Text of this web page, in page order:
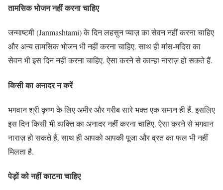
तामसिक भोजन नहीं करना चाहिए
जन्माष्टमी (Janmashtami) के दिन लहसुन प्याज़ का सेवन नहीं करना चाहिए
और अन्य तामसिक भोजन भी नहीं करना चाहिए. साथ ही मांस-मदिरा का
सेवन भी इस दिन नहीं करना चाहिए. ऐसा करने से कान्हा नाराज़ हो सकते हैं.
किसी का अनादर न करें
भगवान श्री कृष्ण के लिए अमीर और गरीब सारे भक्त एक समान ही हैं. इसलिए
इस दिन किसी भी व्यक्ति का अनादर नहीं करना चाहिए. ऐसा करने से भगवान
नाराज़ हो सकते हैं. साथ ही आपको आपकी पूजा और व्रत का फल भी नहीं
मिलता है.
पेड़ों को नहीं काटना चाहिए